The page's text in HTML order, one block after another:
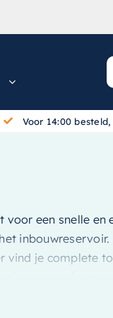
Voor 14:00
voor een snelle
je complete